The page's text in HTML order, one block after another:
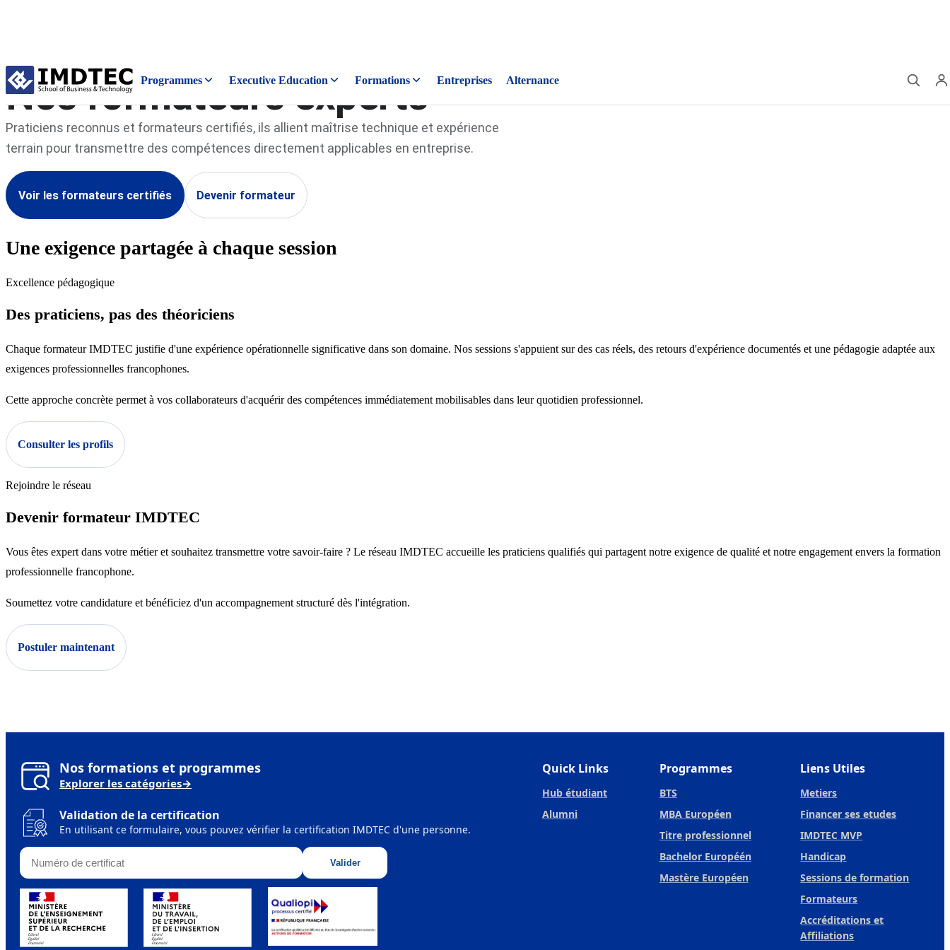
Programmes Executive Education Formations Entreprises Alternance
Réseau de formateurs IMDTEC
Nos formateurs experts
Praticiens reconnus et formateurs certifiés, ils allient maîtrise technique et expérience
terrain pour transmettre des compétences directement applicables en entreprise.
Voir les formateurs certifiés Devenir formateur
Une exigence partagée à chaque session
Excellence pédagogique
Des praticiens, pas des théoriciens
Chaque formateur IMDTEC justifie d'une expérience opérationnelle significative dans son domaine. Nos sessions s'appuient sur des cas réels, des retours d'expérience documentés et une pédagogie adaptée aux
exigences professionnelles francophones.
Cette approche concrète permet à vos collaborateurs d'acquérir des compétences immédiatement mobilisables dans leur quotidien professionnel.
Consulter les profils
Rejoindre le réseau
Devenir formateur IMDTEC
Vous êtes expert dans votre métier et souhaitez transmettre votre savoir-faire ? Le réseau IMDTEC accueille les praticiens qualifiés qui partagent notre exigence de qualité et notre engagement envers la formation
professionnelle francophone.
Soumettez votre candidature et bénéficiez d'un accompagnement structuré dès l'intégration.
Postuler maintenant
Nos formations et programmes
Explorer les catégories→
Validation de la certification
En utilisant ce formulaire, vous pouvez vérifier la certification IMDTEC d'une personne.
Numéro de certificat
Valider
Quick Links
Hub étudiant
Alumni
Programmes
BTS
MBA Européen
Titre professionnel
Bachelor Européén
Mastère Européen
Liens Utiles
Metiers
Financer ses etudes
IMDTEC MVP
Handicap
Sessions de formation
Formateurs
Accréditations et
Affiliations